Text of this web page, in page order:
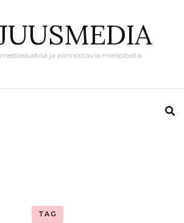
ja kiinnostavia mielipiteitä.
TAG